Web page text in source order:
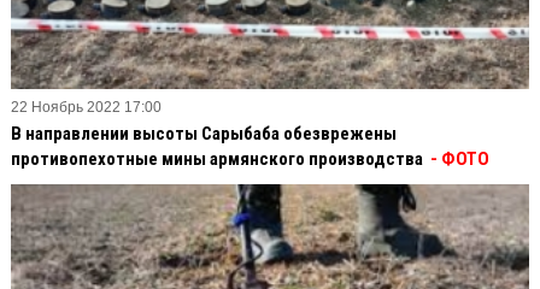
22 Ноябрь 2022 17:00
В направлении высоты Сарыбаба обезврежены
противопехотные мины армянского производства - ФОТО